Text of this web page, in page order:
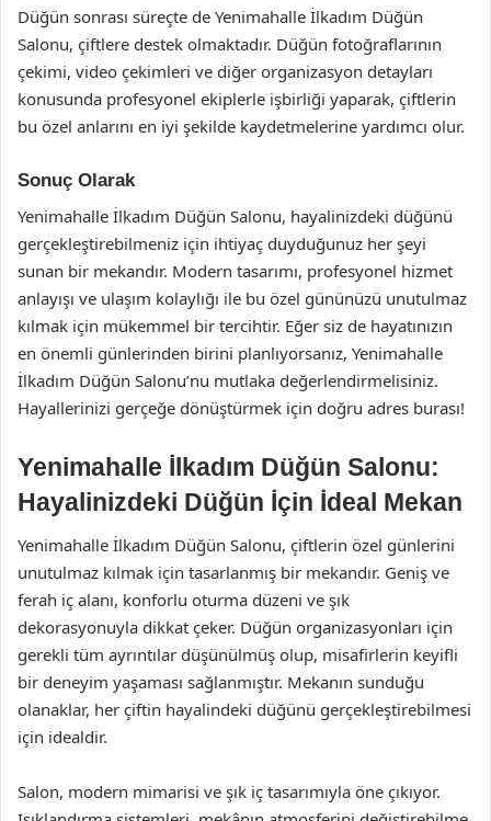
Düğün sonrası süreçte de Yenimahalle İlkadım Düğün
Salonu, çiftlere destek olmaktadır. Düğün fotoğraflarının
çekimi, video çekimleri ve diğer organizasyon detayları
konusunda profesyonel ekiplerle işbirliği yaparak, çiftlerin
bu özel anlarını en iyi şekilde kaydetmelerine yardımcı olur.
Sonuç Olarak
Yenimahalle İlkadım Düğün Salonu, hayalinizdeki düğünü
gerçekleştirebilmeniz için ihtiyaç duyduğunuz her şeyi
sunan bir mekandır. Modern tasarımı, profesyonel hizmet
anlayışı ve ulaşım kolaylığı ile bu özel gününüzü unutulmaz
kılmak için mükemmel bir tercihtir. Eğer siz de hayatınızın
en önemli günlerinden birini planlıyorsanız, Yenimahalle
İlkadım Düğün Salonu’nu mutlaka değerlendirmelisiniz.
Hayallerinizi gerçeğe dönüştürmek için doğru adres burası!
Yenimahalle İlkadım Düğün Salonu:
Hayalinizdeki Düğün İçin İdeal Mekan
Yenimahalle İlkadım Düğün Salonu, çiftlerin özel günlerini
unutulmaz kılmak için tasarlanmış bir mekandır. Geniş ve
ferah iç alanı, konforlu oturma düzeni ve şık
dekorasyonuyla dikkat çeker. Düğün organizasyonları için
gerekli tüm ayrıntılar düşünülmüş olup, misafirlerin keyifli
bir deneyim yaşaması sağlanmıştır. Mekanın sunduğu
olanaklar, her çiftin hayalindeki düğünü gerçekleştirebilmesi
için idealdir.
Salon, modern mimarisi ve şık iç tasarımıyla öne çıkıyor.